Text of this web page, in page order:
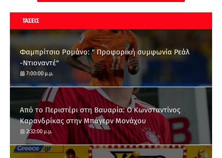
ΤΑΣΕΙΣ
Φαμπρίτσιο Ρομάνο: " Προφορική συμφωνία Ρεάλ
-Ντιοναντέ"
7:00:00 μ.μ.
Από το Περιστέρι στη Βαυαρία: O Κωνσταντίνος
Καρανδρίκας στην Μπάγερν Μονάχου
2:32:00 μ.μ.